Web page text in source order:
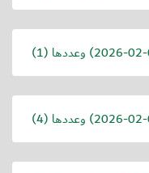
2026-) وعددها (1)
2026-) وعددها (4)